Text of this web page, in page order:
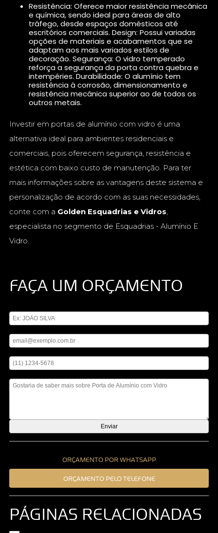
Resistência: Oferece maior resistência mecânica
e química, sendo ideal para áreas de alto
tráfego, desde espaços domésticos até
escritórios comerciais. Design: Possui variadas
opções de materiais e acabamentos que se
adaptam aos mais variados estilos de
decoração. Segurança: O vidro temperado
reforça a segurança da porta contra quebra e
intempéries. Durabilidade: O alumínio tem
resistência à corrosão, dimensionamento e
resistência mecânica superior ao de todos os
outros metais.
Investir em portas de alumínio com vidro é uma
alternativa ideal para ambientes residenciais e
comerciais, pois oferecem segurança, resistência e
estética com baixo custo de manutenção. Para ter
mais informações sobre as vantagens deste sistema e
personalização de acordo com as suas necessidades,
conte com a Golden Esquadrias e Vidros,
especialista no segmento de Esquadrias - Alumínio E
Vidro.
FAÇA UM ORÇAMENTO
ORÇAMENTO POR WHATSAPP
ORÇAMENTO PELO TELEFONE
PÁGINAS RELACIONADAS